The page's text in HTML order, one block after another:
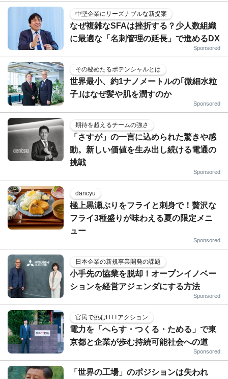
中堅企業にリーズナブルな新提案
なぜ複雑なSFAは挫折する？少人数組織
に最適な「名刺管理の延長」で進めるDX
Sponsored
その秘めたるポテンシャルとは
世界最小、約1ナノメートルの｢微細水粒
子｣はなぜ髪や肌を潤すのか
Sponsored
期待を超えるチームの強さ
「さすが」の一言に込められた驚きや感
動。新しい価値を生み出し続ける電通の
挑戦
Sponsored
dancyu
極上黒瀬ぶりをフライと刺身で！贅沢な
フライ3種盛りが味わえる夏の限定メニ
ュー
Sponsored
日本企業の新規事業開発の課題
小手先の協業を脱却！オープンイノベー
ションを経営アジェンダにする方法
Sponsored
官民で挑むHTTアクション
電力を「へらす・つくる・ためる」で東
京都と企業が歩む持続可能社会への道
Sponsored
「世界の工場」のポジションは失われ